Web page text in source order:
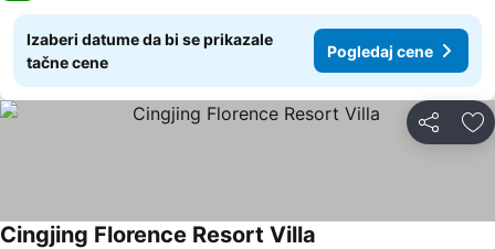
Izaberi datume da bi se prikazale
tačne cene
Pogledaj cene
Deli
Cingjing Florence Resort Villa